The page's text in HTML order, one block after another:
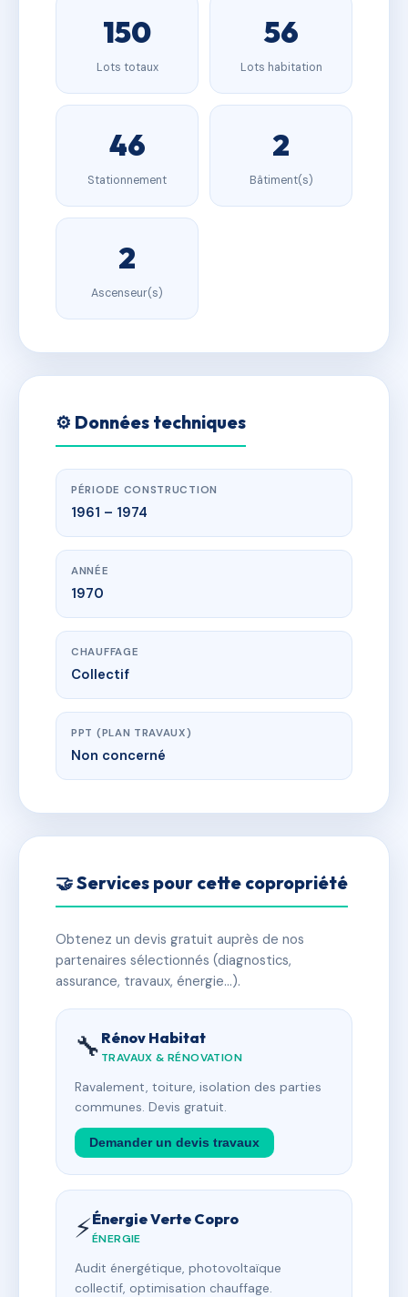
150
Lots totaux
56
Lots habitation
46
Stationnement
2
Bâtiment(s)
2
Ascenseur(s)
⚙️ Données techniques
PÉRIODE CONSTRUCTION
1961 – 1974
ANNÉE
1970
CHAUFFAGE
Collectif
PPT (PLAN TRAVAUX)
Non concerné
🤝 Services pour cette copropriété
Obtenez un devis gratuit auprès de nos
partenaires sélectionnés (diagnostics,
assurance, travaux, énergie…).
🔧 Rénov Habitat
TRAVAUX & RÉNOVATION
Ravalement, toiture, isolation des parties
communes. Devis gratuit.
Demander un devis travaux
⚡Énergie Verte Copro
ÉNERGIE
Audit énergétique, photovoltaïque
collectif, optimisation chauffage.